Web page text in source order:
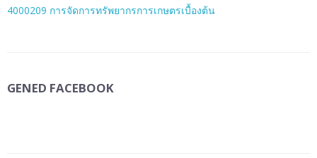
4000209 การจัดการทรัพยากรการเกษตรเบื้องต้น
GENED FACEBOOK